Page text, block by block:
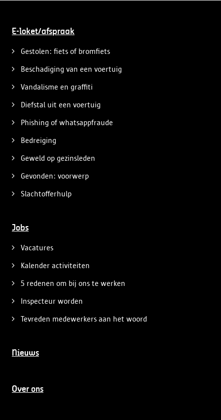
E-loket/afspraak
Gestolen: fiets of bromfiets
Beschadiging van een voertuig
Vandalisme en graffiti
Diefstal uit een voertuig
Phishing of whatsappfraude
Bedreiging
Geweld op gezinsleden
Gevonden: voorwerp
Slachtofferhulp
Jobs
Vacatures
Kalender activiteiten
5 redenen om bij ons te werken
Inspecteur worden
Tevreden medewerkers aan het woord
Nieuws
Over ons